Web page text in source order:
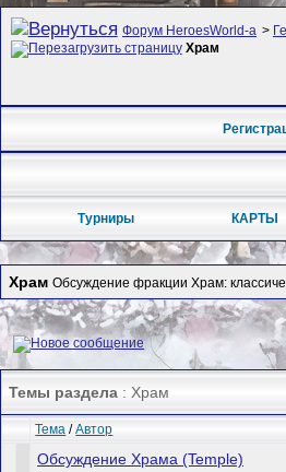
Форум HeroesWorld-а >
Храм
Турниры КАРТЫ
Храм Обсуждение фракции Храм:
Темы раздела : Храм
Тема /Автор
Обсуждение Храма (Temple)